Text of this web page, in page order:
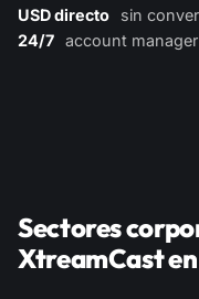
USD directo
sin
24/7 account
Sectores
XtreamCast